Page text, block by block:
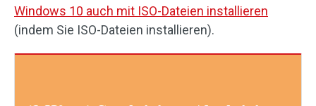
Windows 10 auch mit ISO-Dateien installieren
(indem Sie ISO-Dateien installieren).